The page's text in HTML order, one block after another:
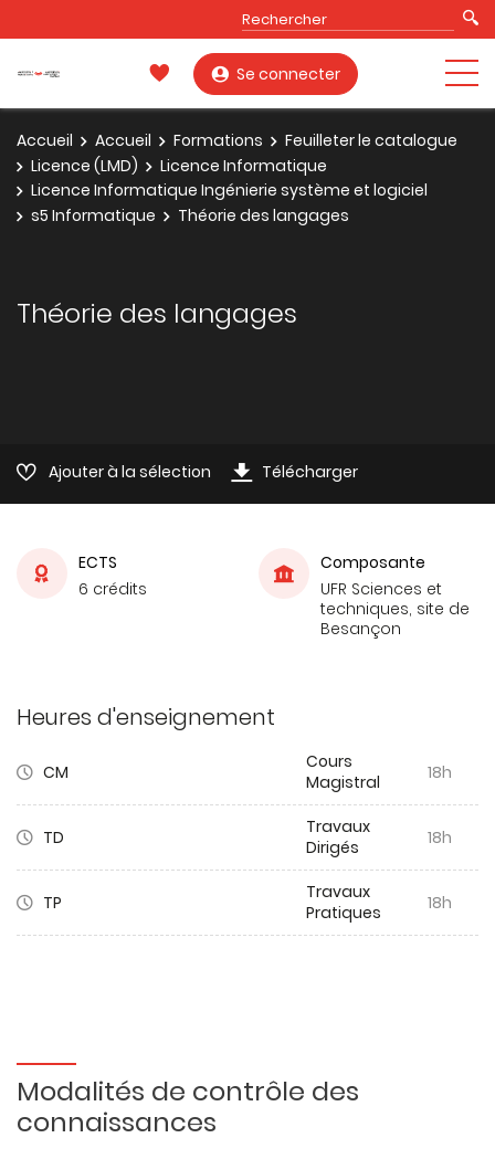
Se connecter
Accueil Accueil Formations
Feuilleter le catalogue
Licence (LMD)
Licence Informatique
Licence Informatique Ingénierie système et logiciel
s5 Informatique
Théorie des langages
Théorie des langages
Ajouter à la sélection Télécharger
ECTS
6 crédits
Composante
UFR Sciences et
techniques, site de
Besançon
Heures d'enseignement
CM
Cours
Magistral
18h
TD
Travaux
Dirigés
18h
TP
Travaux
Pratiques
18h
Modalités de contrôle des
connaissances